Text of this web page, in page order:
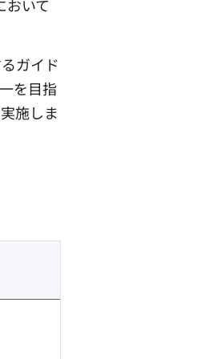
おいて
ガイド
を目指
施しま